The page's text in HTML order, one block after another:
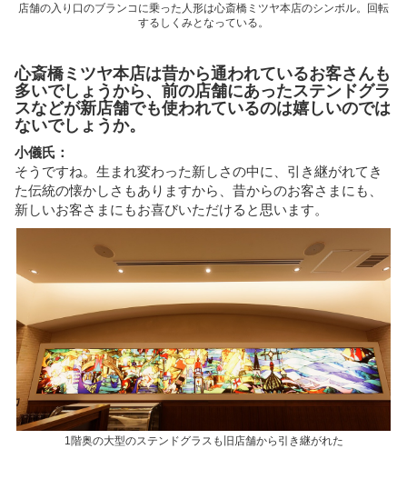
店舗の入り口のブランコに乗った人形は心斎橋ミツヤ本店のシンボル。回転
するしくみとなっている。
心斎橋ミツヤ本店は昔から通われているお客さんも
多いでしょうから、前の店舗にあったステンドグラ
スなどが新店舗でも使われているのは嬉しいのでは
ないでしょうか。
小儀氏：
そうですね。生まれ変わった新しさの中に、引き継がれてき
た伝統の懐かしさもありますから、昔からのお客さまにも、
新しいお客さまにもお喜びいただけると思います。
1階奥の大型のステンドグラスも旧店舗から引き継がれた